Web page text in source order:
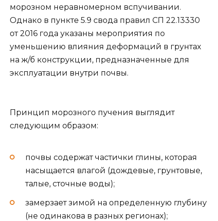
морозном неравномерном вспучивании.
Однако в пункте 5.9 свода правил СП 22.13330
от 2016 года указаны мероприятия по
уменьшению влияния деформаций в грунтах
на ж/б конструкции, предназначенные для
эксплуатации внутри почвы.
Принцип морозного пучения выглядит
следующим образом:
почвы содержат частички глины, которая
насыщается влагой (дождевые, грунтовые,
талые, сточные воды);
замерзает зимой на определенную глубину
(не одинакова в разных регионах);